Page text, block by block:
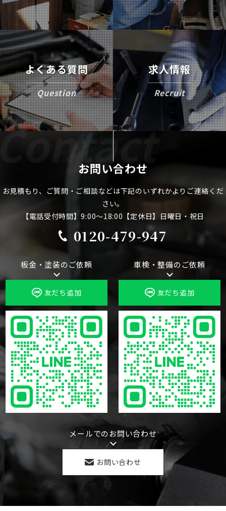
よくある質問
Question
求人情報
Recruit
お問い合わせ
お見積もり、ご質問・ご相談などは下記のいずれかよりご連絡くだ
さい。
【電話受付時間】9:00～18:00【定休日】日曜日・祝日
0120-479-947
板金・塗装のご依頼
友だち追加
車検・整備のご依頼
友だち追加
メールでのお問い合わせ
お問い合わせ